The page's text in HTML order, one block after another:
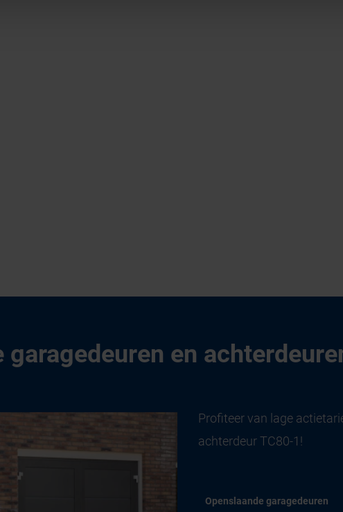
en
Profiteer van lage
achterdeur TC80-1!
Openslaande garagedeuren